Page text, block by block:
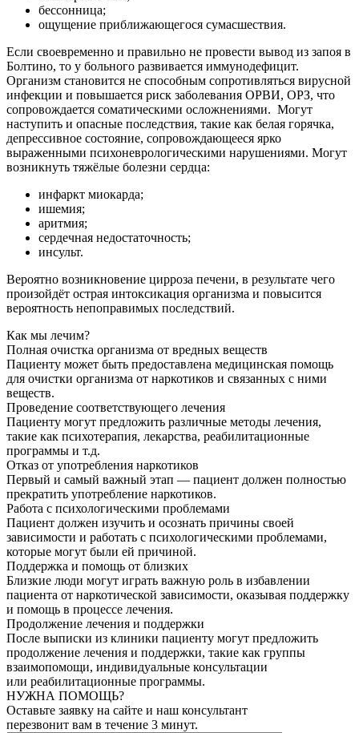
бессонница;
ощущение приближающегося сумасшествия.
Если своевременно и правильно не провести вывод из запоя в
Болтино, то у больного развивается иммунодефицит.
Организм становится не способным сопротивляться вирусной
инфекции и повышается риск заболевания ОРВИ, ОРЗ, что
сопровождается соматическими осложнениями. Могут
наступить и опасные последствия, такие как белая горячка,
депрессивное состояние, сопровождающееся ярко
выраженными психоневрологическими нарушениями. Могут
возникнуть тяжёлые болезни сердца:
инфаркт миокарда;
ишемия;
аритмия;
сердечная недостаточность;
инсульт.
Вероятно возникновение цирроза печени, в результате чего
произойдёт острая интоксикация организма и повысится
вероятность непоправимых последствий.
Как мы лечим?
Полная очистка организма от вредных веществ
Пациенту может быть предоставлена медицинская помощь
для очистки организма от наркотиков и связанных с ними
веществ.
Проведение соответствующего лечения
Пациенту могут предложить различные методы лечения,
такие как психотерапия, лекарства, реабилитационные
программы и т.д.
Отказ от употребления наркотиков
Первый и самый важный этап — пациент должен полностью
прекратить употребление наркотиков.
Работа с психологическими проблемами
Пациент должен изучить и осознать причины своей
зависимости и работать с психологическими проблемами,
которые могут были ей причиной.
Поддержка и помощь от близких
Близкие люди могут играть важную роль в избавлении
пациента от наркотической зависимости, оказывая поддержку
и помощь в процессе лечения.
Продолжение лечения и поддержки
После выписки из клиники пациенту могут предложить
продолжение лечения и поддержки, такие как группы
взаимопомощи, индивидуальные консультации
или реабилитационные программы.
НУЖНА ПОМОЩЬ?
Оставьте заявку на сайте и наш консультант
перезвонит вам в течение 3 минут.